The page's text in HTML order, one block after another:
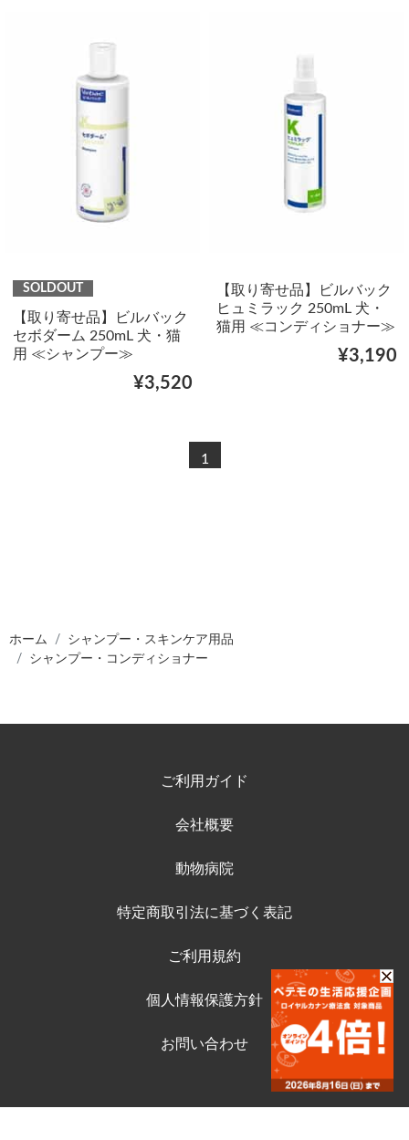
SOLDOUT
【取り寄せ品】ビルバック
セボダーム 250mL 犬・猫
用 ≪シャンプー≫
¥3,520
【取り寄せ品】ビルバック
ヒュミラック 250mL 犬・
猫用 ≪コンディショナー≫
¥3,190
1
ホーム
シャンプー・スキンケア用品
シャンプー・コンディショナー
ご利用ガイド
会社概要
動物病院
特定商取引法に基づく表記
ご利用規約
個人情報保護方針
お問い合わせ